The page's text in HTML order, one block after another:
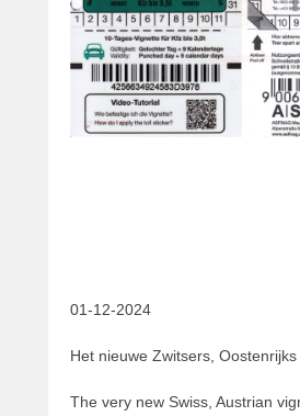
01-12-2024
Het nieuwe Zwitsers,
The very new Swiss, Austrian